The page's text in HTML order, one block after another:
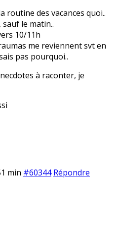
routine des vacances quoi..
sauf le matin..
10/11h
me reviennent svt en
pas pourquoi..
à raconter, je
min #60344 Répondre